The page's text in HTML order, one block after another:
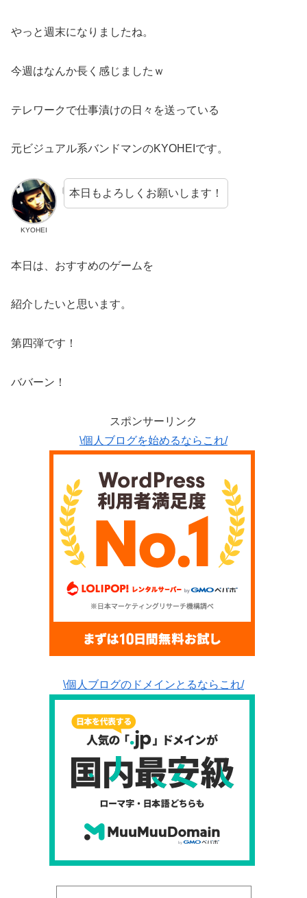
やっと週末になりましたね。
今週はなんか長く感じましたｗ
テレワークで仕事漬けの日々を送っている
元ビジュアル系バンドマンのKYOHEIです。
KYOHEI
本日もよろしくお願いします！
本日は、おすすめのゲームを
紹介したいと思います。
第四弾です！
ババーン！
スポンサーリンク
\個人ブログを始めるならこれ/
\個人ブログのドメインとるならこれ/